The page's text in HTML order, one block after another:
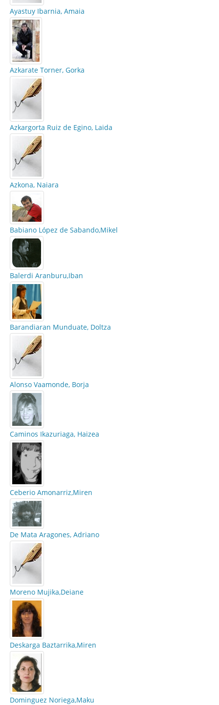
Ayastuy Ibarnia, Amaia
Azkarate Torner, Gorka
Azkargorta Ruiz de Egino, Laida
Azkona, Naiara
Babiano López de Sabando,Mikel
Balerdi Aranburu,Iban
Barandiaran Munduate, Doltza
Alonso Vaamonde, Borja
Caminos Ikazuriaga, Haizea
Ceberio Amonarriz,Miren
De Mata Aragones, Adriano
Moreno Mujika,Deiane
Deskarga Baztarrika,Miren
Dominguez Noriega,Maku